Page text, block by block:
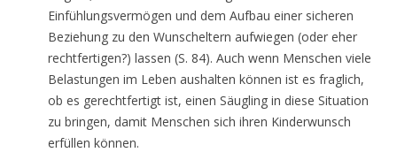
Einfühlungsvermögen und dem Aufbau einer sicheren
Beziehung zu den Wunscheltern aufwiegen (oder eher
rechtfertigen?) lassen (S. 84). Auch wenn Menschen viele
Belastungen im Leben aushalten können ist es fraglich,
ob es gerechtfertigt ist, einen Säugling in diese Situation
zu bringen, damit Menschen sich ihren Kinderwunsch
erfüllen können.